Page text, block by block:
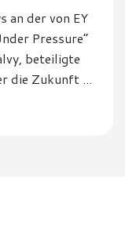
an der von EY
Pressure“
beteiligte
die Zukunft ...